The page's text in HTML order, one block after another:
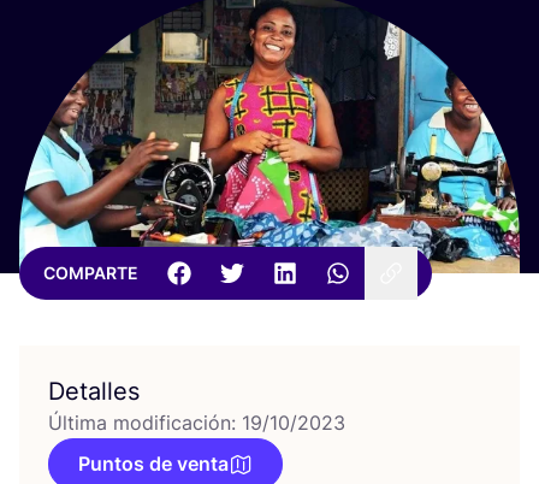
COMPARTE
Detalles
Última modificación: 19/10/2023
Puntos de venta